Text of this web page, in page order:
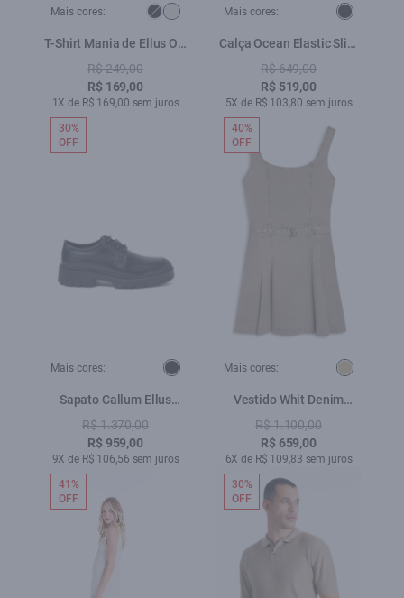
Mais cores:
T-Shirt Mania de Ellus Off
White
R$ 249,00
R$ 169,00
1X de R$ 169,00 sem juros
Mais cores:
Calça Ocean Elastic Slim
2000-Lav.Black C/ Resina
R$ 649,00
R$ 519,00
5X de R$ 103,80 sem juros
Mais cores:
Sapato Callum Ellus
Preto
R$ 1.370,00
R$ 959,00
9X de R$ 106,56 sem juros
30%
OFF
Mais cores:
Vestido Whit Denim
Vestido Pregas Mouse
R$ 1.100,00
R$ 659,00
6X de R$ 109,83 sem juros
40%
OFF
41%
OFF
30%
OFF